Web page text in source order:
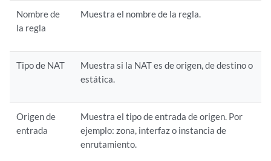
Nombre de
la regla
Muestra el nombre de la regla.
Tipo de NAT
Muestra si la NAT es de origen, de destino o
estática.
Origen de
entrada
Muestra el tipo de entrada de origen. Por
ejemplo: zona, interfaz o instancia de
enrutamiento.